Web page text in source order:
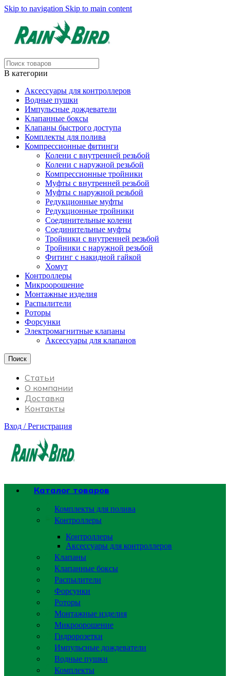
Skip to navigation Skip to main content
В категории
Аксессуары для контроллеров
Водные пушки
Импульсные дождеватели
Клапанные боксы
Клапаны быстрого доступа
Комплекты для полива
Компрессионные фитинги
Колени с внутренней резьбой
Колени с наружной резьбой
Компрессионные тройники
Муфты с внутренней резьбой
Муфты с наружной резьбой
Редукционные муфты
Редукционные тройники
Соединительные колени
Соединительные муфты
Тройники с внутренней резьбой
Тройники с наружной резьбой
Фитинг с накидной гайкой
Хомут
Контроллеры
Микроорошение
Монтажные изделия
Распылители
Роторы
Форсунки
Электромагнитные клапаны
Аксессуары для клапанов
Поиск
Статьи
О компании
Доставка
Контакты
Вход / Регистрация
Каталог товаров
Комплекты для полива
Контроллеры
Контроллеры
Аксессуары для контроллеров
Клапаны
Клапанные боксы
Распылители
Форсунки
Роторы
Монтажные изделия
Микроорошение
Гидророзетки
Импульсные дождеватели
Водные пушки
Комплекты